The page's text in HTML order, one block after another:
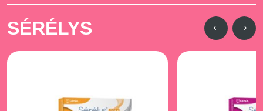
SÉRÉLYS